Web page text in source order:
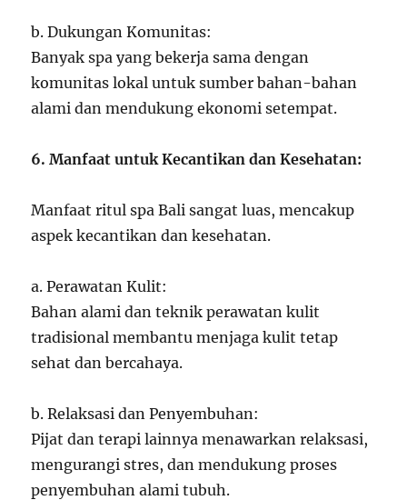
b. Dukungan Komunitas:
Banyak spa yang bekerja sama dengan
komunitas lokal untuk sumber bahan-bahan
alami dan mendukung ekonomi setempat.
6. Manfaat untuk Kecantikan dan Kesehatan:
Manfaat ritul spa Bali sangat luas, mencakup
aspek kecantikan dan kesehatan.
a. Perawatan Kulit:
Bahan alami dan teknik perawatan kulit
tradisional membantu menjaga kulit tetap
sehat dan bercahaya.
b. Relaksasi dan Penyembuhan:
Pijat dan terapi lainnya menawarkan relaksasi,
mengurangi stres, dan mendukung proses
penyembuhan alami tubuh.